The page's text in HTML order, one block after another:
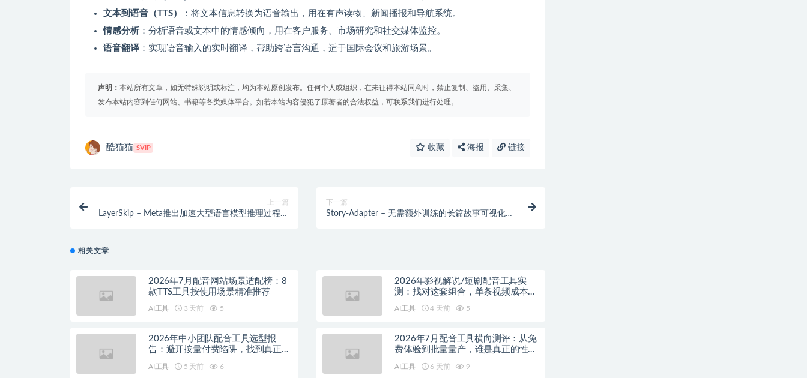
文本到语音（TTS）
：将文本信息转换为语音输出，用在有声读物、新闻播报和导航系统。
情感分析 ：分析语音或文本中的情感倾向，用在客户服务、市场研究和社交媒体监控。
语音翻译 ：实现语音输入的实时翻译，帮助跨语言沟通，适于国际会议和旅游场景。
声明： 本站所有文章，如无特殊说明或标注，均为本站原创发布。任何个人或组织，在未征得本站同意时，禁止复制、盗用、采集、
发布本站内容到任何网站、书籍等各类媒体平台。如若本站内容侵犯了原著者的合法权益，可联系我们进行处理。
酷猫猫 SVIP 收藏 海报 链接
上一篇
LayerSkip – Meta推出加速大型语言模型推理过程的
下一篇
Story-Adapter – 无需额外训练的长篇故事可视化框
相关文章
2026年7月配音网站场景适配榜：8
款TTS工具按使用场景精准推荐
AI工具 3 天前 5
2026年影视解说/短剧配音工具实
测：找对这套组合，单条视频成本直
AI工具 4 天前 5
2026年中小团队配音工具选型报
告：避开按量付费陷阱，找到真正的
AI工具 5 天前 6
2026年7月配音工具横向测评：从免
费体验到批量量产，谁是真正的性价
AI工具 6 天前 9